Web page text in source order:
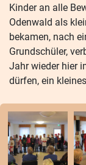
Kinder an alle
Odenwald als
bekamen, nach
Grundschüler,
Jahr wieder hier
dürfen, ein